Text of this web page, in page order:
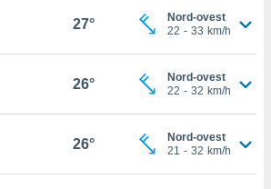
27°
Nord-ovest
22 - 33 km/h
26°
Nord-ovest
22 - 32 km/h
26°
Nord-ovest
21 - 32 km/h